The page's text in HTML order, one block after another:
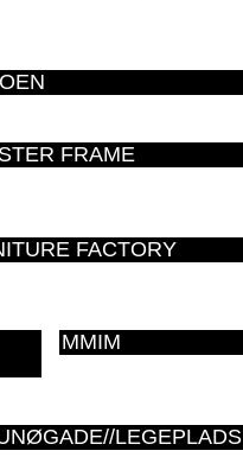
FRAME
FACTORY
MMIM
LEGEPLADS